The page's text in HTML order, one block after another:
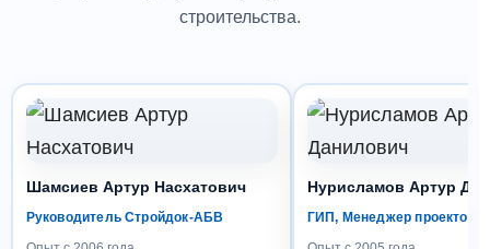
строительства.
Шамсиев Артур Насхатович
Руководитель Стройдок-АБВ
Нурисламов Артур
ГИП, Менеджер проектов